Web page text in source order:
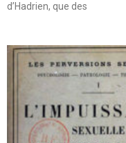
d’Hadrien, que des